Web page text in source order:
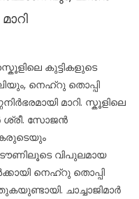
കുട്ടികളുടെ
നെഹ്‌റു തൊപ്പി
മാറി. സ്കൂളിലെ
ശ്രീ. സോജൻ
വിപുലമായ
നെഹ്‌റു തൊപ്പി
ചാച്ചാജിമാർ